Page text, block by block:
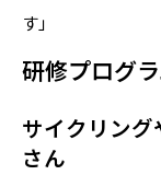
す」
研修プログ
サイクリング
さん